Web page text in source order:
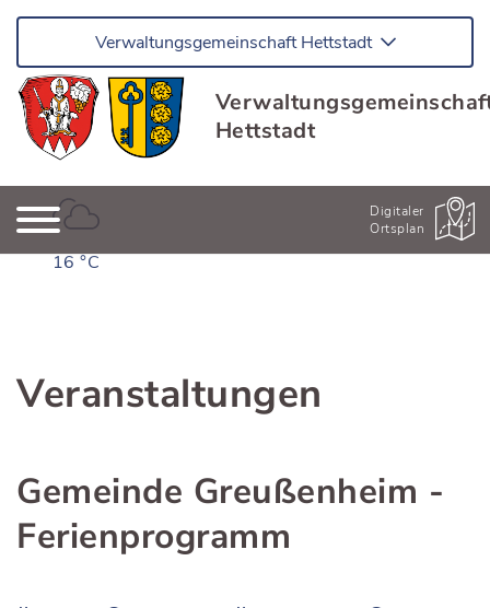
Verwaltungsgemeinschaft Hettstadt
Hettstadt
16 °C
Digitaler
Ortsplan
Veranstaltungen
Gemeinde Greußenheim -
Ferienprogramm